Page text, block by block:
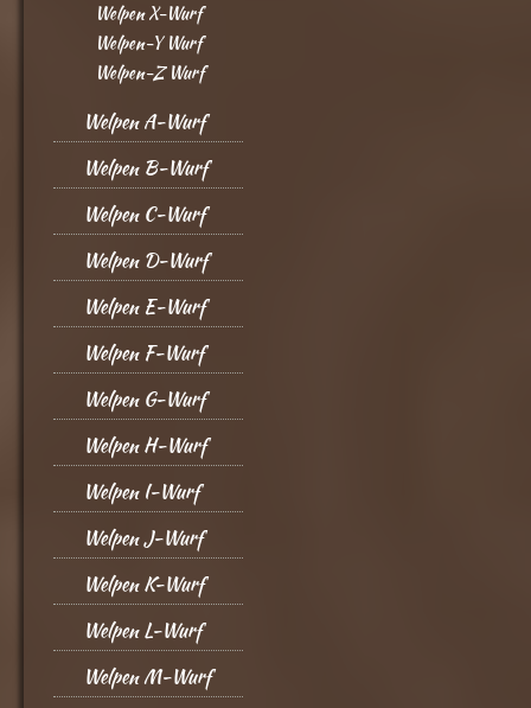
Welpen X-Wurf
Welpen-Y Wurf
Welpen-Z Wurf
Welpen A-Wurf
Welpen B-Wurf
Welpen C-Wurf
Welpen D-Wurf
Welpen E-Wurf
Welpen F-Wurf
Welpen G-Wurf
Welpen H-Wurf
Welpen I-Wurf
Welpen J-Wurf
Welpen K-Wurf
Welpen L-Wurf
Welpen M-Wurf